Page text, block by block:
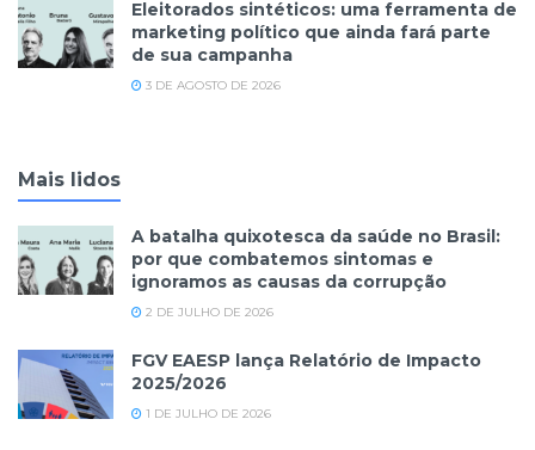
Eleitorados sintéticos: uma ferramenta de
marketing político que ainda fará parte
de sua campanha
3 DE AGOSTO DE 2026
Mais lidos
A batalha quixotesca da saúde no Brasil:
por que combatemos sintomas e
ignoramos as causas da corrupção
2 DE JULHO DE 2026
FGV EAESP lança Relatório de Impacto
2025/2026
1 DE JULHO DE 2026